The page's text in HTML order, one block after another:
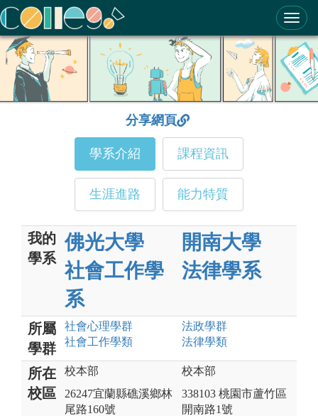
ColleGo! 大學選才與高中育才輔助系統
分享網頁
學系介紹 課程資訊
生涯進路 能力特質
我的
學系
佛光大學
社會工作學
系
開南大學
法律學系
所屬
學群
社會心理學群
社會工作學類
法政學群
法律學類
所在
校區
校本部
26247宜蘭縣礁溪鄉林
尾路160號
校本部
338103 桃園市蘆竹區
開南路1號